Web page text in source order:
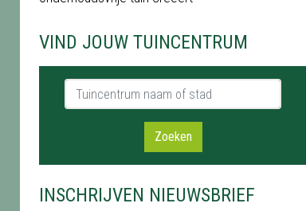
VIND JOUW TUINCENTRUM
Tuincentrum naam of stad
Zoeken
INSCHRIJVEN NIEUWSBRIEF